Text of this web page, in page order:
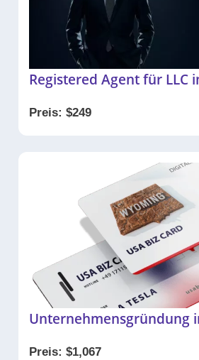
Registered Agent für LLC
Preis: $249
Unternehmensgründung
Preis: $1,067